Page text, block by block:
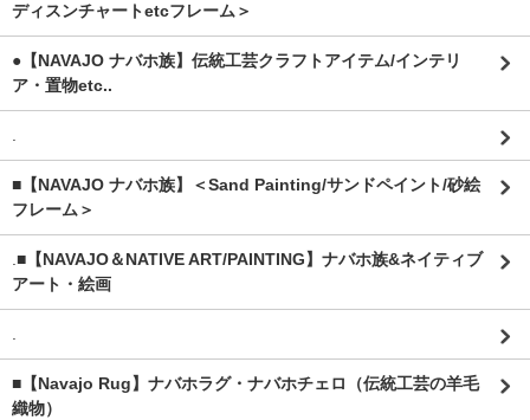
ディスンチャートetcフレーム＞
●【NAVAJO ナバホ族】伝統工芸クラフトアイテム/インテリ
ア・置物etc..
.
■【NAVAJO ナバホ族】＜Sand Painting/サンドペイント/砂絵
フレーム＞
.■【NAVAJO＆NATIVE ART/PAINTING】ナバホ族&ネイティブ
アート・絵画
.
■【Navajo Rug】ナバホラグ・ナバホチェロ（伝統工芸の羊毛
織物）